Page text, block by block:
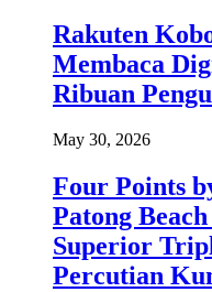
Rakuten
Membaca
Ribuan
May 30, 2026
Four Points
Patong
Superior
Percutian